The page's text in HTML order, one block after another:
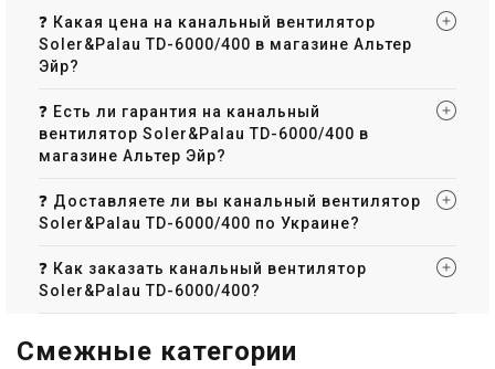
❓ Какая цена на канальный вентилятор
Soler&Palau TD-6000/400 в магазине Альтер
Эйр?
❓ Есть ли гарантия на канальный
вентилятор Soler&Palau TD-6000/400 в
магазине Альтер Эйр?
❓ Доставляете ли вы канальный вентилятор
Soler&Palau TD-6000/400 по Украине?
❓ Как заказать канальный вентилятор
Soler&Palau TD-6000/400?
Смежные категории